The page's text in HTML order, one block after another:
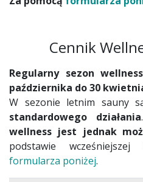
Cennik
Regularny sezon
października do 30
W sezonie letnim sauny
standardowego działania
wellness jest jednak
podstawie
formularza poniżej.